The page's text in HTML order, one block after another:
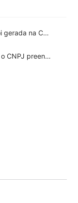
[Shopee] A etiqueta ainda não foi gerada na Central de Vendedores da Shopee, o que levou a etiqueta falhada. Por favor, clique em "Obter Etiquetas" novamente.
[Temu] Retorno da plataforma: o CNPJ preenchido na Central de Vendedores da Temu é diferente do CNPJ configurado na conta de NF-e do UpSeller, o que impede a programação do pedido. Como resolver?